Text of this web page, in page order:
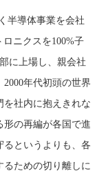
半導体事業を会社
ニクスを100%子
に上場し、親会社
年代初頭の世界
を社内に抱えきれな
形の再編が各国で進
るというよりも、各
ための切り離しに